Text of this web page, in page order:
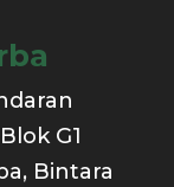
G1
Bintara